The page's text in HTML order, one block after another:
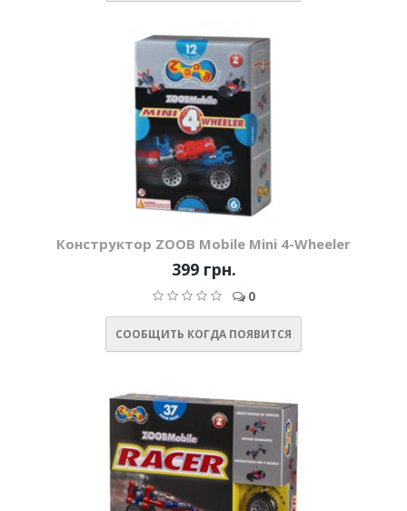
Конструктор ZOOB Mobile Mini 4-Wheeler
399 грн.
0
СООБЩИТЬ КОГДА ПОЯВИТСЯ